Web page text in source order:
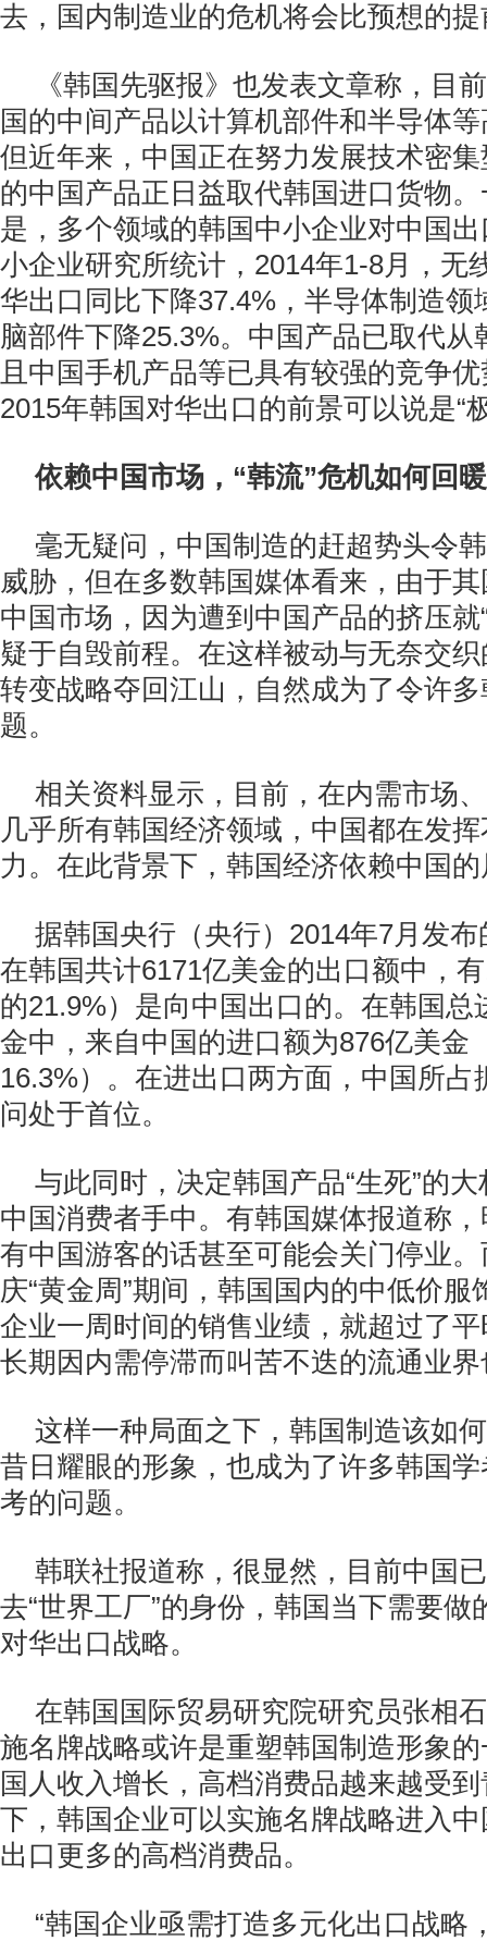
去，国内制造业的危机将会比预想的提
《韩国先驱报》也发表文章称，目
国的中间产品以计算机部件和半导体
但近年来，中国正在努力发展技术密
的中国产品正日益取代韩国进口货物
是，多个领域的韩国中小企业对中国
小企业研究所统计，2014年1-8月，无
华出口同比下降37.4%，半导体制造领
脑部件下降25.3%。中国产品已取代从
且中国手机产品等已具有较强的竞争
2015年韩国对华出口的前景可以说是“
依赖中国市场，“韩流”危机如何回
毫无疑问，中国制造的赶超势头令
威胁，但在多数韩国媒体看来，由于
中国市场，因为遭到中国产品的挤压就
疑于自毁前程。在这样被动与无奈交
转变战略夺回江山，自然成为了令许
题。
相关资料显示，目前，在内需市场
几乎所有韩国经济领域，中国都在发
力。在此背景下，韩国经济依赖中国
据韩国央行（央行）2014年7月发
在韩国共计6171亿美金的出口额中，
的21.9%）是向中国出口的。在韩国总
金中，来自中国的进口额为876亿美金
16.3%）。在进出口两方面，中国所占
问处于首位。
与此同时，决定韩国产品“生死”的
中国消费者手中。有韩国媒体报道称
有中国游客的话甚至可能会关门停业
庆“黄金周”期间，韩国国内的中低价
企业一周时间的销售业绩，就超过了
长期因内需停滞而叫苦不迭的流通业
这样一种局面之下，韩国制造该如
昔日耀眼的形象，也成为了许多韩国
考的问题。
韩联社报道称，很显然，目前中国
去“世界工厂”的身份，韩国当下需要做
对华出口战略。
在韩国国际贸易研究院研究员张相
施名牌战略或许是重塑韩国制造形象
国人收入增长，高档消费品越来越受
下，韩国企业可以实施名牌战略进入
出口更多的高档消费品。
“韩国企业亟需打造多元化出口战略